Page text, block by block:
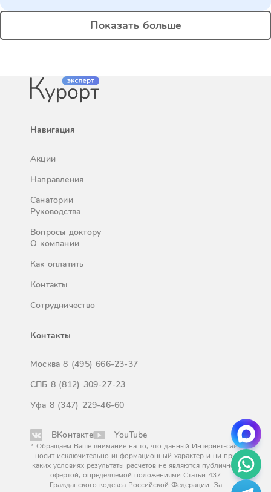
Показать больше
Навигация
Акции
Направления
Санатории
Руководства
Вопросы доктору
О компании
Как оплатить
Контакты
Сотрудничество
Контакты
Москва8 (495) 666-23-37
СПБ 8 (812) 309-27-23
Уфа 8 (347) 229-46-60
ВКонтакте YouTube
* Обращаем Ваше внимание на то, что данный Интернет-сайт
носит исключительно информационный характер и ни при
каких условиях результаты расчетов не являются публичной
офертой, определяемой положениями Статьи 437
Гражданского кодекса Российской Федерации. За